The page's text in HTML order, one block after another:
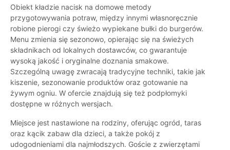
Obiekt kładzie nacisk na domowe metody
przygotowywania potraw, między innymi własnoręcznie
robione pierogi czy świeżo wypiekane bułki do burgerów.
Menu zmienia się sezonowo, opierając się na świeżych
składnikach od lokalnych dostawców, co gwarantuje
wysoką jakość i oryginalne doznania smakowe.
Szczególną uwagę zwracają tradycyjne techniki, takie jak
kiszenie, sezonowanie produktów oraz gotowanie na
żywym ogniu. W ofercie znajdują się też podpłomyki
dostępne w różnych wersjach.
Miejsce jest nastawione na rodziny, oferując ogród, taras
oraz kącik zabaw dla dzieci, a także pokój z
udogodnieniami dla najmłodszych. Goście z zwierzętami